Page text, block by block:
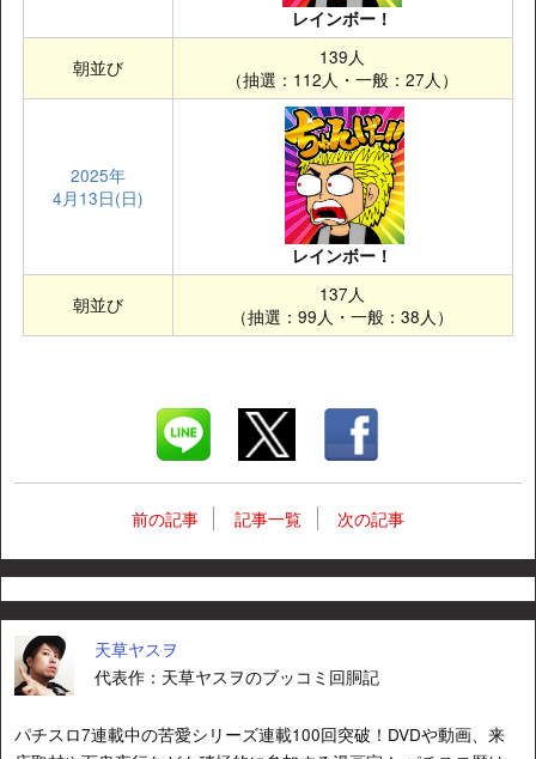
レインボー！
朝並び
139人
（抽選：112人・一般：27人）
2025年
4月13日(日)
レインボー！
朝並び
137人
（抽選：99人・一般：38人）
前の記事 記事一覧 次の記事
天草ヤスヲ
代表作：天草ヤスヲのブッコミ回胴記
パチスロ7連載中の苦愛シリーズ連載100回突破！DVDや動画、来